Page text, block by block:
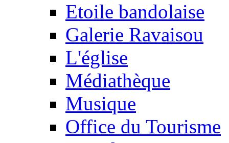
Etoile bandolaise
Galerie Ravaisou
L'église
Médiathèque
Musique
Office du Tourisme